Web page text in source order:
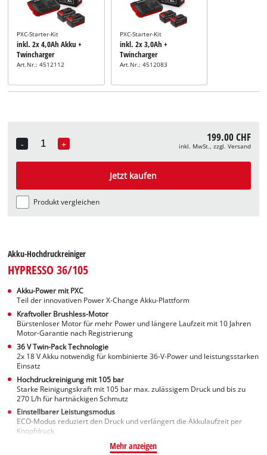
PXC-Starter-Kit
inkl. 2x 4,0Ah Akku +
Twincharger
Art.Nr.: 4512112
PXC-Starter-Kit
inkl. 2x 3,0Ah +
Twincharger
Art.Nr.: 4512083
-
Quantity
+ 199.00 CHF
inkl. MwSt., zzgl. Versand
Jetzt kaufen
Produkt vergleichen
Akku-Hochdruckreiniger
HYPRESSO 36/105
Akku-Power mit PXC
Teil der innovativen Power X-Change Akku-Plattform
Kraftvoller Brushless-Motor
Bürstenloser Motor für mehr Power und längere Laufzeit mit 10 Jahren
Motor-Garantie nach Registrierung
36 V Twin-Pack Technologie
2x 18 V Akku notwendig für kombinierte 36-V-Power und leistungsstarken
Einsatz
Hochdruckreinigung mit 105 bar
Starke Reinigungskraft mit 105 bar max. zulässigem Druck und bis zu
270 L/h für hartnäckigen Schmutz
Einstellbarer Leistungsmodus
ECO-Modus reduziert den Druck und verlängert die Akkulaufzeit per
Knopfdruck
Mehr anzeigen